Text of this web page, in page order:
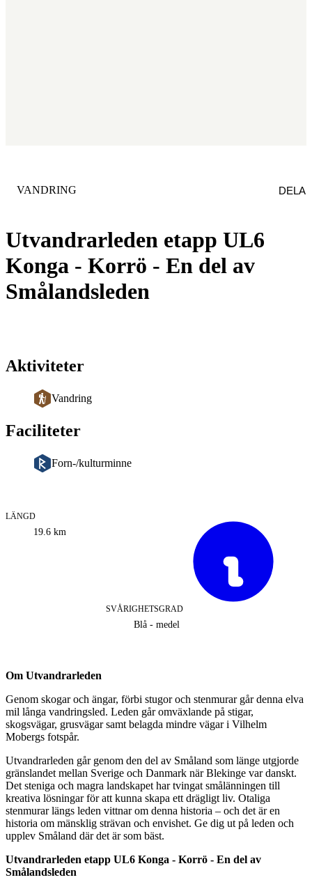
Utvandrarleden etapp UL6
Konga - Korrö - En del av
Smålandsleden
KATEGORI:
VANDRING DELA
Aktiviteter
Vandring
Faciliteter
Forn-/kulturminne
Information
LÄNGD
19.6 km
SVÅRIGHETSGRAD
Blå - medel
Beskrivning
Om Utvandrarleden
Genom skogar och ängar, förbi stugor och stenmurar går denna elva
mil långa vandringsled. Leden går omväxlande på stigar,
skogsvägar, grusvägar samt belagda mindre vägar i Vilhelm
Mobergs fotspår.
Utvandrarleden går genom den del av Småland som länge utgjorde
gränslandet mellan Sverige och Danmark när Blekinge var danskt.
Det steniga och magra landskapet har tvingat smålänningen till
kreativa lösningar för att kunna skapa ett drägligt liv. Otaliga
stenmurar längs leden vittnar om denna historia – och det är en
historia om mänsklig strävan och envishet. Ge dig ut på leden och
upplev Småland där det är som bäst.
Utvandrarleden etapp UL6 Konga - Korrö - En del av
Smålandsleden